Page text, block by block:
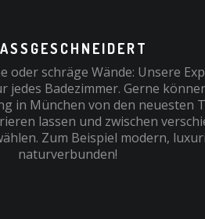
oder schräge Wände: Unsere
Badezimmer. Gerne
in München von den neuesten
lassen und zwischen
Zum Beispiel modern,
naturverbunden!